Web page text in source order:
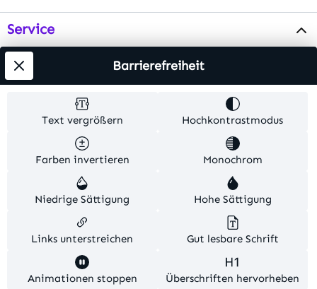
Service
Info
Alle Preise inkl. gesetzl. Mehrwertsteuer zzgl.
Versandkosten . Alle Artikelangaben sind
Herstellerangaben und ohne Gewähr.
© 2026 MKV24 – Alle Rechte vorbehalten. Theme by
TC-Innovations
Text vergrößern Hochkontrastmodus
Farben invertieren Monochrom
Niedrige Sättigung Hohe Sättigung
Links unterstreichen Gut lesbare Schrift
Animationen stoppen Überschriften hervorheben
Barrierefreiheit
Diese Website verwendet Cookies, um eine bestmögliche